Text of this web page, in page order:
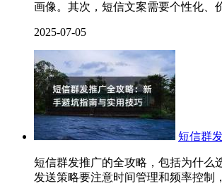
画像。其次，短信文案需要个性化、
2025-07-05
短信群
短信群发推广的全攻略，包括为什么
发送策略要注意时间管理和频率控制